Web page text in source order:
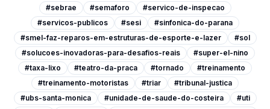
#sebrae
#semaforo
#servico-de-inspecao
#servicos-publicos
#sesi
#sinfonica-do-parana
#smel-faz-reparos-em-estruturas-de-esporte-e-lazer
#sol
#solucoes-inovadoras-para-desafios-reais
#super-el-nino
#taxa-lixo
#teatro-da-praca #tornado
#treinamento
#treinamento-motoristas
#triar
#tribunal-justica
#ubs-santa-monica
#unidade-de-saude-do-costeira
#uti